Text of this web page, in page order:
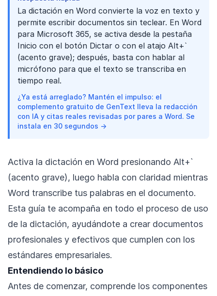
La dictación en Word convierte la voz en texto y
permite escribir documentos sin teclear. En Word
para Microsoft 365, se activa desde la pestaña
Inicio con el botón Dictar o con el atajo Alt+`
(acento grave); después, basta con hablar al
micrófono para que el texto se transcriba en
tiempo real.
¿Ya está arreglado? Mantén el impulso: el
complemento gratuito de GenText lleva la redacción
con IA y citas reales revisadas por pares a Word. Se
instala en 30 segundos →
Activa la dictación en Word presionando Alt+`
(acento grave), luego habla con claridad mientras
Word transcribe tus palabras en el documento.
Esta guía te acompaña en todo el proceso de uso
de la dictación, ayudándote a crear documentos
profesionales y efectivos que cumplen con los
estándares empresariales.
Entendiendo lo básico
Antes de comenzar, comprende los componentes